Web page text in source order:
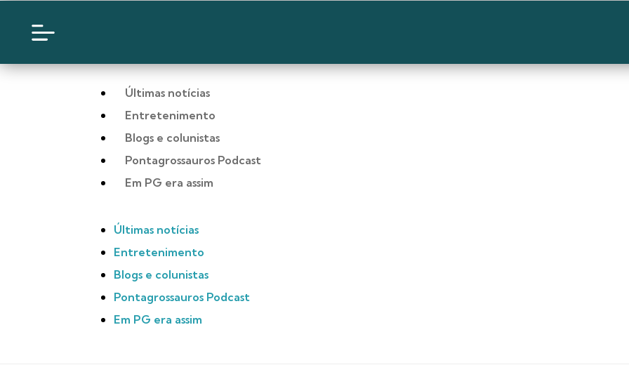
Últimas notícias
Entretenimento
Blogs e colunistas
Pontagrossauros Podcast
Em PG era assim
Últimas notícias
Entretenimento
Blogs e colunistas
Pontagrossauros Podcast
Em PG era assim